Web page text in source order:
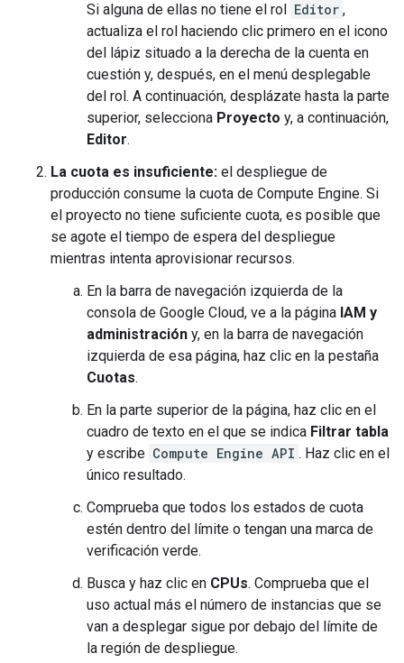
Si alguna de ellas no tiene el rol
Editor ,
actualiza el rol haciendo clic primero en el icono
del lápiz situado a la derecha de la cuenta en
cuestión y, después, en el menú desplegable
del rol. A continuación, desplázate hasta la parte
superior, selecciona Proyecto y, a continuación,
Editor.
La cuota es insuficiente: el despliegue de
producción consume la cuota de Compute Engine. Si
el proyecto no tiene suficiente cuota, es posible que
se agote el tiempo de espera del despliegue
mientras intenta aprovisionar recursos.
En la barra de navegación izquierda de la
consola de Google Cloud, ve a la página IAM y
administración y, en la barra de navegación
izquierda de esa página, haz clic en la pestaña
Cuotas.
En la parte superior de la página, haz clic en el
cuadro de texto en el que se indica Filtrar tabla
y escribe Compute Engine API . Haz clic en el
único resultado.
Comprueba que todos los estados de cuota
estén dentro del límite o tengan una marca de
verificación verde.
Busca y haz clic en CPUs. Comprueba que el
uso actual más el número de instancias que se
van a desplegar sigue por debajo del límite de
la región de despliegue.